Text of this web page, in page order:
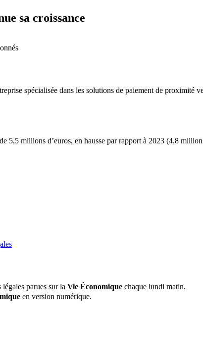
sa croissance
spécialisée dans les solutions de paiement de proximité
5,5 millions d’euros, en hausse par rapport à 2023 (4,8
parues sur la Vie Économique chaque lundi matin.
en version numérique.